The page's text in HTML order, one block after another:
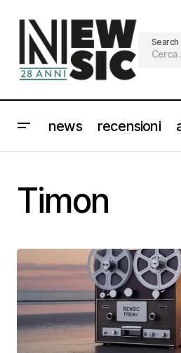
Search
news recensioni
Timon